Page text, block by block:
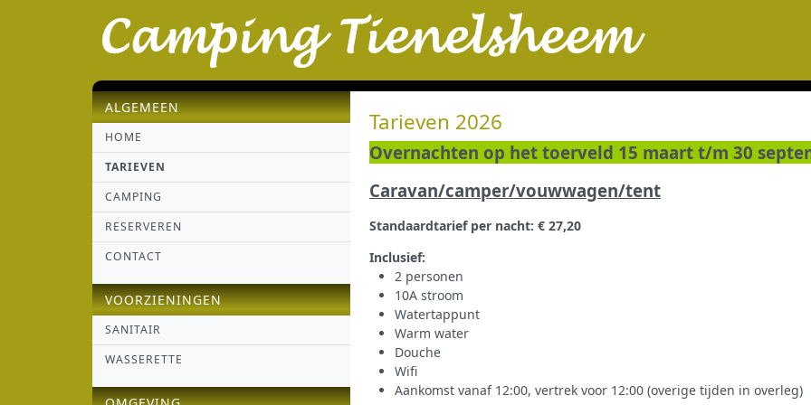
ALGEMEEN
HOME
TARIEVEN
CAMPING
RESERVEREN
CONTACT
VOORZIENINGEN
SANITAIR
WASSERETTE
Tarieven 2026
Overnachten op het toerveld 15 maart t/m 30
Caravan/camper/vouwwagen/tent
Standaardtarief per nacht: € 27,20
Inclusief:
2 personen
10A stroom
Watertappunt
Warm water
Douche
Wifi
Aankomst vanaf 12:00, vertrek voor 12:00 (overige tijden in overleg)